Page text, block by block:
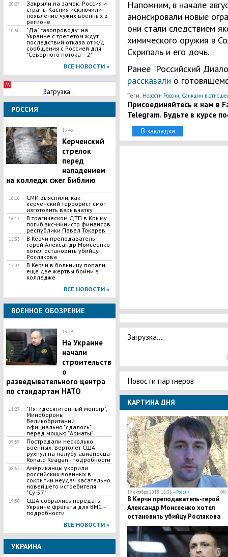
20:27
Закрыли на замок: Россия и
страны Каспия исключили
появление чужих военных в
регионе
10:50
"Да" газопроводу: на
Украине с трепетом ждут
последствий отказа от ж/д
сообщения с Россией для
"Северного потока – 2"
ВСЕ НОВОСТИ »
Загрузка...
РОССИЯ
16:46
Керченский
стрелок
перед
нападением
на колледж сжег Библию
16:16
СМИ выяснили, как
керченский террорист смог
изготовить взрывчатку
16:15
​В трагическом ДТП в Крыму
погиб экс-министр финансов
республики Павел Токарев
15:33
В Керчи преподаватель-
герой Александр Моисеенко
хотел остановить убийцу
Рослякова
15:03
В Керчи в больницу попали
еще две жертвы бойни в
колледже
ВСЕ НОВОСТИ »
ВОЕННОЕ ОБОЗРЕНИЕ
13:29
На Украине
начали
строительств
о
разведывательного центра
по стандартам НАТО
11:27
"Пятидесятитонный монстр", -
Минобороны
Великобритании
официально "сдалось"
перед мощью "Арматы"
09:59
Пострадали несколько
военных: вертолет США
рухнул на палубу авианосца
Ronald Reagan - подробности
08:55
Американцы укорили
российских военных в
сокрытии неудач касательно
новейшего истребителя
"Су-57"
19:50
США собрались передать
Украине фрегаты для ВМС –
подробности
ВСЕ НОВОСТИ »
УКРАИНА
Напомним, в начале
анонсировали новые
они стали следствием
химического оружия в
Скрипаль и его дочь.
Ранее "Российский
рассказали о
Теги: Новости России, Санкции в
Присоединяйтесь к нам в
Telegram. Будьте в курсе
В закладки
Загрузка...
Новости партнеров
КАРТИНА ДНЯ
19 октября 2018, 15:33 —Россия
В Керчи преподаватель-герой
Александр Моисеенко хотел
остановить убийцу Рослякова